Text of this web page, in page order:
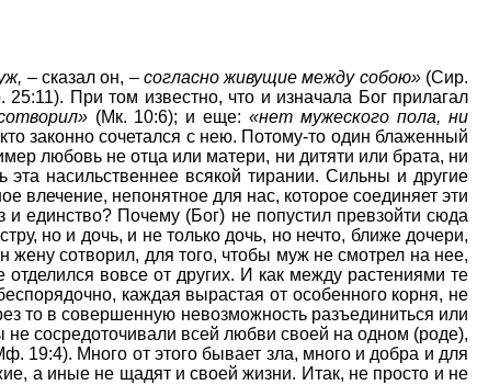
– сказал он, – согласно живущие между собою»(Сир.
При том известно, что и изначала Бог прилагал
(Мк. 10:6); и еще:«нет мужеского пола, ни
законно сочетался с нею. Потому-то один блаженный
любовь не отца или матери, ни дитяти или брата, ни
насильственнее всякой тирании. Сильны и другие
влечение, непонятное для нас, которое соединяет эти
Почему (Бог) не попустил превзойти сюда
но и дочь, и не только дочь, но нечто, ближе дочери,
сотворил, для того, чтобы муж не смотрел на нее,
вовсе от других. И как между растениями те
каждая вырастая от особенного корня, не
то в совершенную невозможность разъединиться или
не сосредоточивали всей любви своей на одном (роде),
19:4). Много от этого бывает зла, много и добра и для
а иные не щадят и своей жизни. Итак, не просто и не